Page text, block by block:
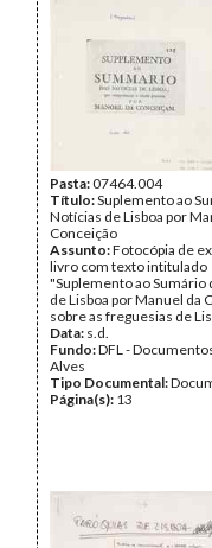
Pasta:07464.004
Título:Suplemento ao
Notícias de Lisboa por
Conceição
Assunto:Fotocópia de
livro com texto intitulado
"Suplemento ao Sumário
de Lisboa por Manuel da
sobre as freguesias de
Data: s.d.
Fundo:DFL -
Alves
Tipo Documental:
Página(s): 13